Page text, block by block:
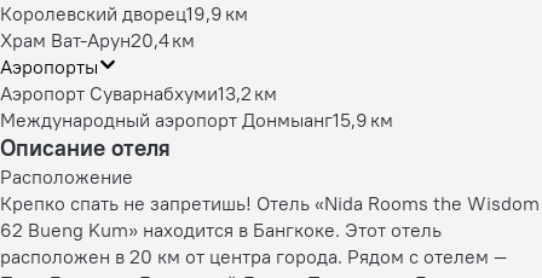
Королевский дворец19,9 км
Храм Ват-Арун20,4 км
Аэропорты
Аэропорт Суварнабхуми13,2 км
Международный аэропорт Донмыанг15,9 км
Описание отеля
Расположение
Крепко спать не запретишь! Отель «Nida Rooms the Wisdom
62 Bueng Kum» находится в Бангкоке. Этот отель
расположен в 20 км от центра города. Рядом с отелем —